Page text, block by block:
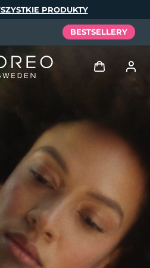
PRODUKTY
BESTSELLERY
Profil użytkownika
Moje urządzenia
Moje zamówienia
Moje adresy
Moje subskrypcje
Elixir
Set
Español
Português
Русский
文 繁體中文